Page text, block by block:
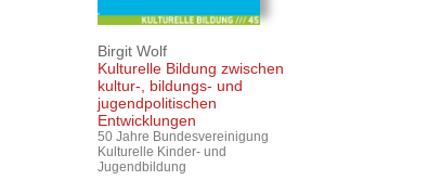
Birgit Wolf
Kulturelle Bildung zwischen
kultur-, bildungs- und
jugendpolitischen
Entwicklungen
50 Jahre Bundesvereinigung
Kulturelle Kinder- und
Jugendbildung